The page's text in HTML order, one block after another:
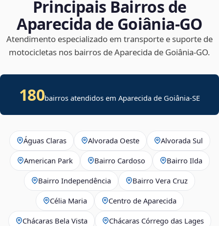
Principais Bairros de
Aparecida de Goiânia‑GO
Atendimento especializado em transporte e suporte de
motocicletas nos bairros de Aparecida de Goiânia‑GO.
180bairros atendidos emAparecida de Goiânia-SE
Águas Claras Alvorada Oeste Alvorada Sul
American Park Bairro Cardoso Bairro Ilda
Bairro Independência Bairro Vera Cruz
Célia Maria Centro de Aparecida
Chácaras Bela Vista Chácaras Córrego das Lages